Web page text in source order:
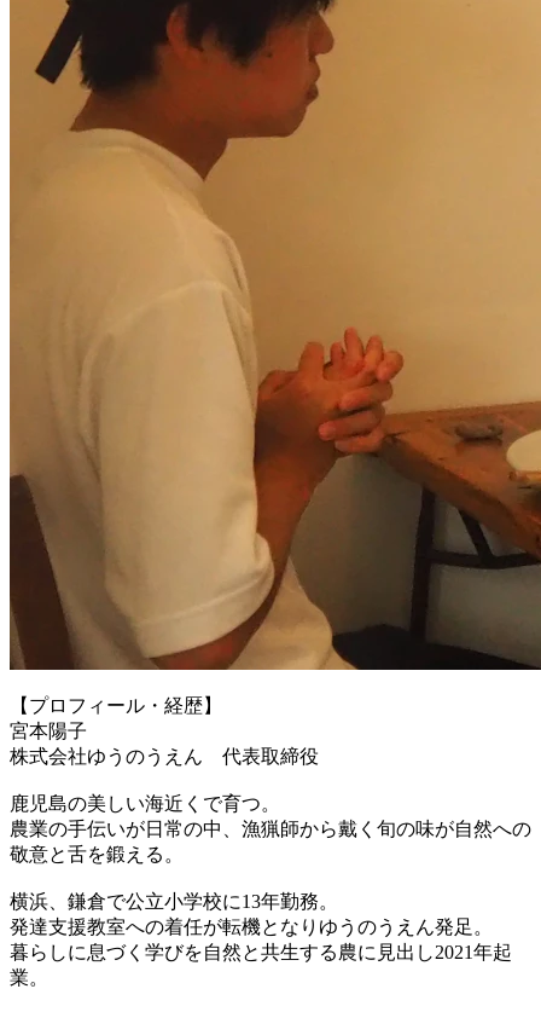
【プロフィール・経歴】
宮本陽子
株式会社ゆうのうえん 代表取締役
鹿児島の美しい海近くで育つ。
農業の手伝いが日常の中、漁猟師から戴く旬の味が自然への
敬意と舌を鍛える。
横浜、鎌倉で公立小学校に13年勤務。
発達支援教室への着任が転機となりゆうのうえん発足。
暮らしに息づく学びを自然と共生する農に見出し2021年起
業。